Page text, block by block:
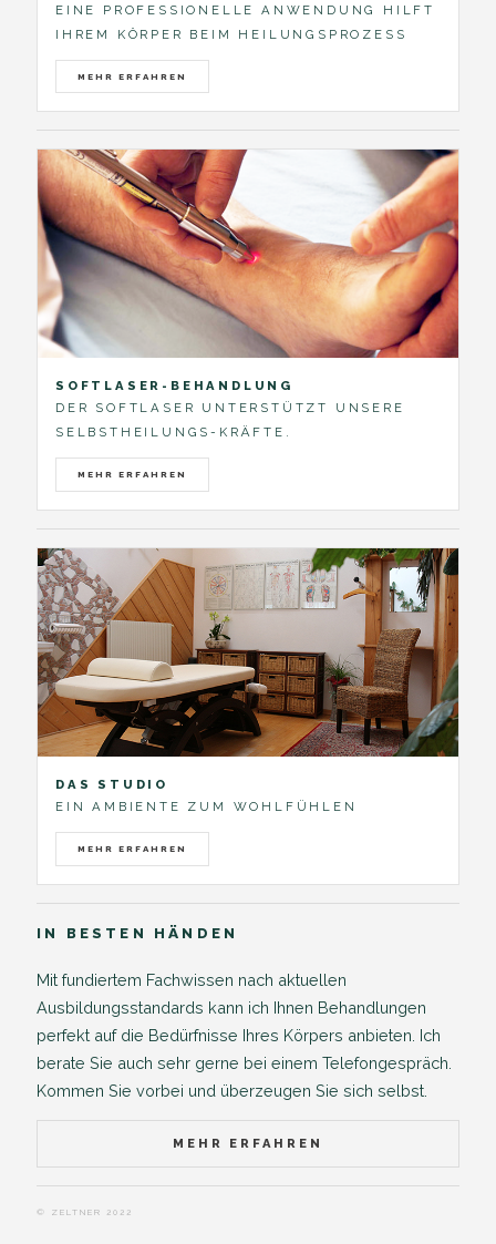
EINE PROFESSIONELLE ANWENDUNG HILFT
IHREM KÖRPER BEIM HEILUNGSPROZESS
MEHR ERFAHREN
SOFTLASER-BEHANDLUNG
DER SOFTLASER UNTERSTÜTZT UNSERE
SELBSTHEILUNGS-KRÄFTE.
MEHR ERFAHREN
DAS STUDIO
EIN AMBIENTE ZUM WOHLFÜHLEN
MEHR ERFAHREN
IN BESTEN HÄNDEN
Mit fundiertem Fachwissen nach aktuellen
Ausbildungsstandards kann ich Ihnen Behandlungen
perfekt auf die Bedürfnisse Ihres Körpers anbieten. Ich
berate Sie auch sehr gerne bei einem Telefongespräch.
Kommen Sie vorbei und überzeugen Sie sich selbst.
MEHR ERFAHREN
© ZELTNER 2022